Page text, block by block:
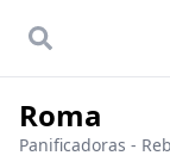
Roma
Panificadoras -